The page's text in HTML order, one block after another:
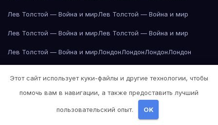
Лев Толстой — Война и мирЛев Толстой — Война и мир
Лев Толстой — Война и мирЛев Толстой — Война и мир
Лев Толстой — Война и мирЛондонЛондонЛондонЛондон
Лос-Анджелес
Лос-АнджелесЛос-АнджелесЛос-Анджелес
Этот сайт использует куки-файлы и другие технологии, чтобы
помочь вам в навигации, а также предоставить лучший
пользовательский опыт. OK